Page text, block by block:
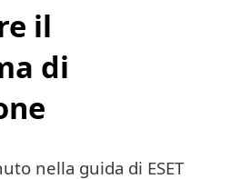
il
di
nella guida di ESET